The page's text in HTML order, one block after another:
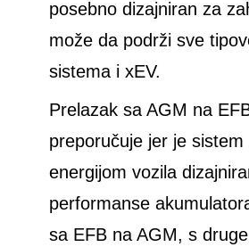
posebno dizajniran za
može da podrži sve
sistema i xEV.
Prelazak sa AGM na
preporučuje jer je
energijom vozila
performanse
sa EFB na AGM, s